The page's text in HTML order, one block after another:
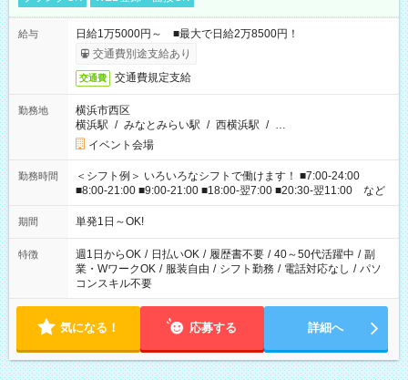
給与
日給1万5000円～ ■最大で日給2万8500円！
交通費別途支給あり
交通費 交通費規定支給
勤務地
横浜市西区
横浜駅 / みなとみらい駅 / 西横浜駅 / …
イベント会場
勤務時間
＜シフト例＞ いろいろなシフトで働けます！ ■7:00-24:00
■8:00-21:00 ■9:00-21:00 ■18:00-翌7:00 ■20:30-翌11:00 など
期間 単発1日～OK!
特徴 週1日からOK / 日払いOK / 履歴書不要 / 40～50代活躍中 / 副
業・WワークOK / 服装自由 / シフト勤務 / 電話対応なし / パソ
コンスキル不要
気になる！ 応募する 詳細へ